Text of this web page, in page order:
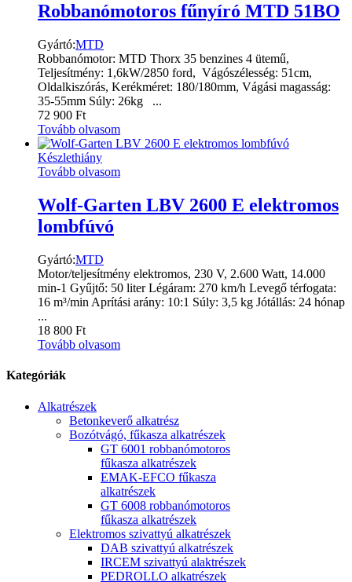
Robbanómotoros fűnyíró MTD 51BO
Gyártó:MTD
Robbanómotor: MTD Thorx 35 benzines 4 ütemű,
Teljesítmény: 1,6kW/2850 ford, Vágószélesség: 51cm,
Oldalkiszórás, Kerékméret: 180/180mm, Vágási magasság:
35-55mm Súly: 26kg ...
72 900 Ft
Tovább olvasom
Készlethiány
Tovább olvasom
Wolf-Garten LBV 2600 E elektromos
lombfúvó
Gyártó:MTD
Motor/teljesítmény elektromos, 230 V, 2.600 Watt, 14.000
min-1 Gyűjtő: 50 liter Légáram: 270 km/h Levegő térfogata:
16 m³/min Aprítási arány: 10:1 Súly: 3,5 kg Jótállás: 24 hónap
...
18 800 Ft
Tovább olvasom
Kategóriák
Alkatrészek
Betonkeverő alkatrész
Bozótvágó, fűkasza alkatrészek
GT 6001 robbanómotoros
fűkasza alkatrészek
EMAK-EFCO fűkasza
alkatrészek
GT 6008 robbanómotoros
fűkasza alkatrészek
Elektromos szivattyú alkatrészek
DAB szivattyú alkatrészek
IRCEM szivattyú alaktrészek
PEDROLLO alkatrészek